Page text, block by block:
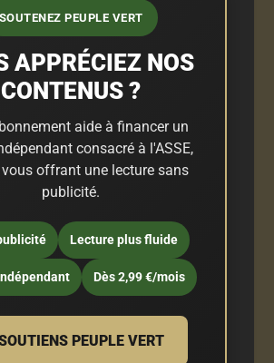
SOUTENEZ PEUPLE VERT
APPRÉCIEZ NOS
CONTENUS ?
aide à financer un
consacré à l'ASSE,
offrant une lecture sans
publicité.
Lecture plus fluide
Dès 2,99 €/mois
PEUPLE VERT